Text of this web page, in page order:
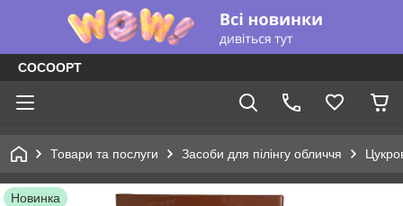
COCOOPT
Товари та послуги Засоби для пілінгу обличчя
Новинка